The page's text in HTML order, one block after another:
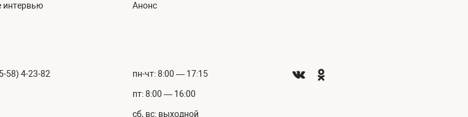
интервью Анонс
58) 4-23-82 пн-чт: 8:00 — 17:15
пт: 8:00 — 16:00
сб, вс: выходной